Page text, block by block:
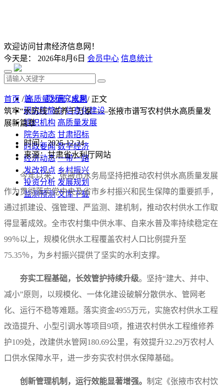
欢迎访问甘肃经济信息网！
今天是： 2026年8月6日 会员中心 信息统计
首 页 研究成果
研究院简介 信息化建设
组织机构 高质量发展
院务动态 甘肃招标
时政要闻 数字经济
经济动态 一带一路
发改视点 乡村振兴
投资分析 发展规划
监测预测 文库下载
首页 /高质量发展/水利/ 正文
筑牢“水防线” 滋养千万家——张掖市谱写农村供水高质量发
展新篇章
时间：2025-12-24
来源：甘肃省水利厅网站
今年以来，张掖市水务局坚持把推动农村供水高质量发展
作为贯彻落实党中央及省市乡村振兴和民生保障的重要抓手，
通过抓建设、强管理、严监测、建机制，推动农村供水工作取
得显著成效。全市农村集中供水率、自来水普及率持续稳定在
99％以上，规模化供水工程覆盖农村人口比例提升至
75.35％，为乡村振兴提供了坚实的水利支撑。
夯实工程基础，长效管护持续升级。坚持“建大、并中、
减小”原则，以规模化、一体化建设破解分散供水、管网老
化、运行不稳等难题。落实资金4955万元，实施农村供水工程
改造提升、小型引调水等项目9项，推进农村供水工程维修养
护109处，改建供水管网180.69公里，有效提升32.29万农村人
口供水保障水平，进一步夯实农村供水保障基础。
创新管理机制，运行效能显著增强。 制定《张掖市农村饮